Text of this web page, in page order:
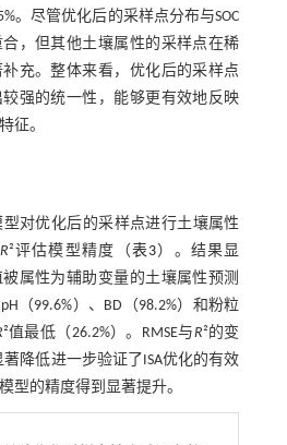
。尽管优化后的采样点分布与SOC
，但其他土壤属性的采样点在稀
充。整体来看，优化后的采样点
强的统一性，能够更有效地反映
征。
型对优化后的采样点进行土壤属性
R²评估模型精度（表3）。结果显
属性为辅助变量的土壤属性预测
（99.6%）、BD（98.2%）和粉粒
²值最低（26.2%）。RMSE与R²的变
著降低进一步验证了ISA优化的有效
型的精度得到显著提升。